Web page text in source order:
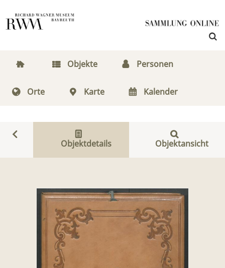
Objekte Personen
Orte Karte Kalender
Objektdetails Objektansicht